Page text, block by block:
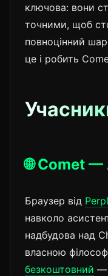
ключова: вони
точними, щоб
повноцінний
це і робить
🌐 Comet —
Браузер від
навколо
надбудова над
власною
безкоштовний —